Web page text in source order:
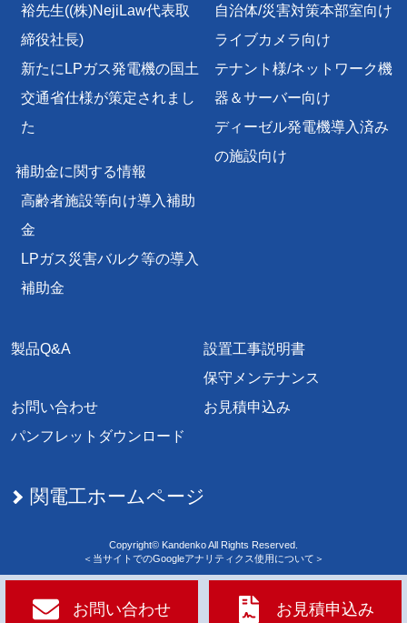
深さ2m以上の浸水想定施設については、地図上及びリ
お問い合わせ お見積申込み
裕先生((株)NejiLaw代表取
締役社長)
新たにLPガス発電機の国土
交通省仕様が策定されまし
た
補助金に関する情報
高齢者施設等向け導入補助
金
LPガス災害バルク等の導入
補助金
自治体/災害対策本部室向け
ライブカメラ向け
テナント様/ネットワーク機
器＆サーバー向け
ディーゼル発電機導入済み
の施設向け
製品Q&A
設置工事説明書
保守メンテナンス
お問い合わせ
お見積申込み
パンフレットダウンロード
関電工ホームページ
Copyright© Kandenko All Rights Reserved.
＜当サイトでのGoogleアナリティクス使用について＞